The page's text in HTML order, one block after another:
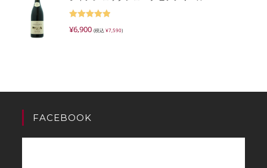
¥6,900 (税込¥7,590)
FACEBOOK